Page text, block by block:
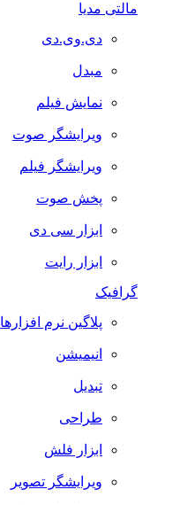
مالتی مدیا
دی.وی.دی
مبدل
نمایش فیلم
ویرایشگر صوت
ویرایشگر فیلم
پخش صوت
ابزار سی دی
ابزار رایت
گرافیک
پلاگین نرم افزارها
انیمیشن
تبدیل
طراحی
ابزار فلش
ویرایشگر تصویر